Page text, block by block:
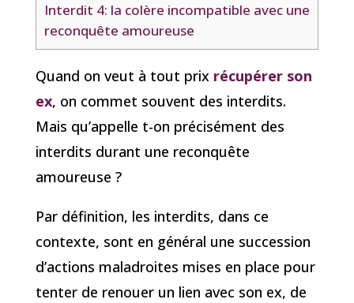
Interdit 4: la colère incompatible avec une
reconquête amoureuse
Quand on veut à tout prix récupérer son
ex, on commet souvent des interdits.
Mais qu’appelle t-on précisément des
interdits durant une reconquête
amoureuse ?
Par définition, les interdits, dans ce
contexte, sont en général une succession
d’actions maladroites mises en place pour
tenter de renouer un lien avec son ex, de